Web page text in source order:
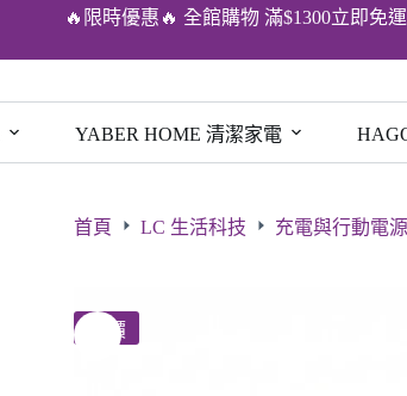
🔥限時優惠🔥 全館購物 滿$1300立即免
YABER HOME 清潔家電
首頁 LC 生活科技 充電與行動電源
特價